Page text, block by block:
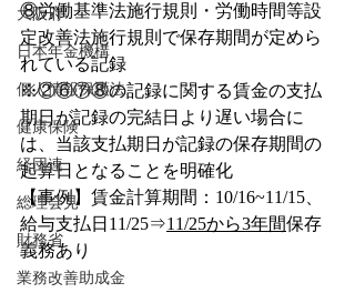
大阪府
日本年金機構
個人情報保護法
健康保険
経団連
総理会見
財務省
業務改善助成金
⑧労働基準法施行規則・労働時間等設
定改善法施行規則で保存期間が定めら
れている記録
※②⑥⑦⑧の記録に関する賃金の支払
期日が記録の完結日より遅い場合に
は、当該支払期日が記録の保存期間の
起算日となることを明確化
【事例】賃金計算期間：10/16~11/15、
給与支払日11/25⇒11/25から3年間保存
義務あり